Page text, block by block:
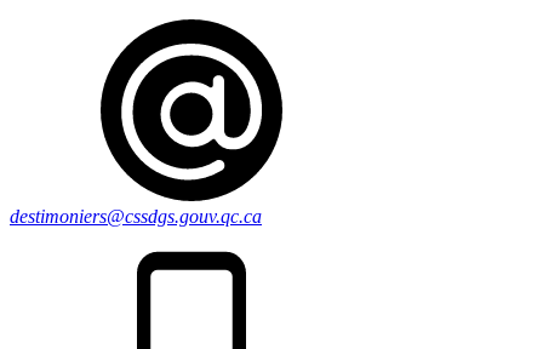
destimoniers@cssdgs.gouv.qc.ca